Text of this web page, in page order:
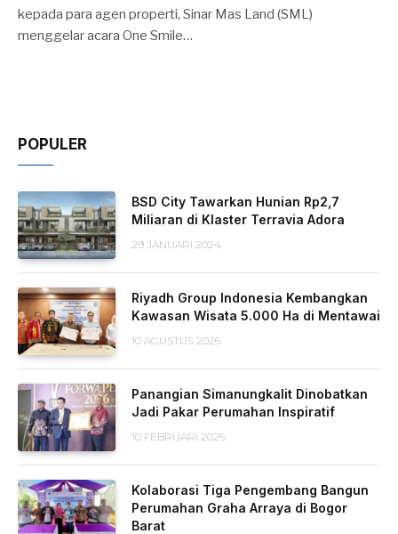
kepada para agen properti, Sinar Mas Land (SML)
menggelar acara One Smile…
POPULER
BSD City Tawarkan Hunian Rp2,7
Miliaran di Klaster Terravia Adora
29 JANUARI 2024
Riyadh Group Indonesia Kembangkan
Kawasan Wisata 5.000 Ha di Mentawai
10 AGUSTUS 2026
Panangian Simanungkalit Dinobatkan
Jadi Pakar Perumahan Inspiratif
10 FEBRUARI 2026
Kolaborasi Tiga Pengembang Bangun
Perumahan Graha Arraya di Bogor
Barat